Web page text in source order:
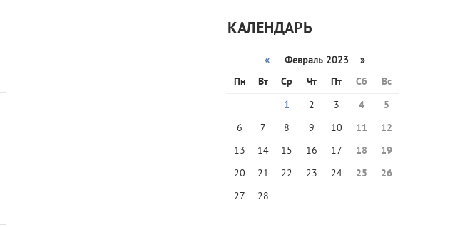
КАЛЕНДАРЬ
«
Февраль 2023 »
Пн
Вт Ср Чт Пт Сб
Вс
1
2 3 4
5
6
7 8 9 10 11
12
13
14 15 16 17 18
19
20
21 22 23 24 25
26
27
28